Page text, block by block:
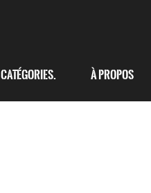
Catégories. à propos